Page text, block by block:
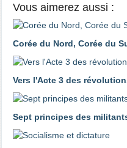
Vous aimerez aussi :
Corée du Nord, Corée du
Vers l'Acte 3 des
Sept principes des